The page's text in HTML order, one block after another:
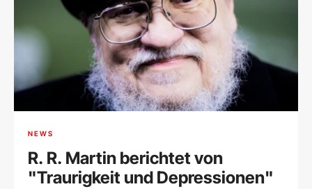
NEWS
R. R. Martin berichtet von
"Traurigkeit und Depressionen"